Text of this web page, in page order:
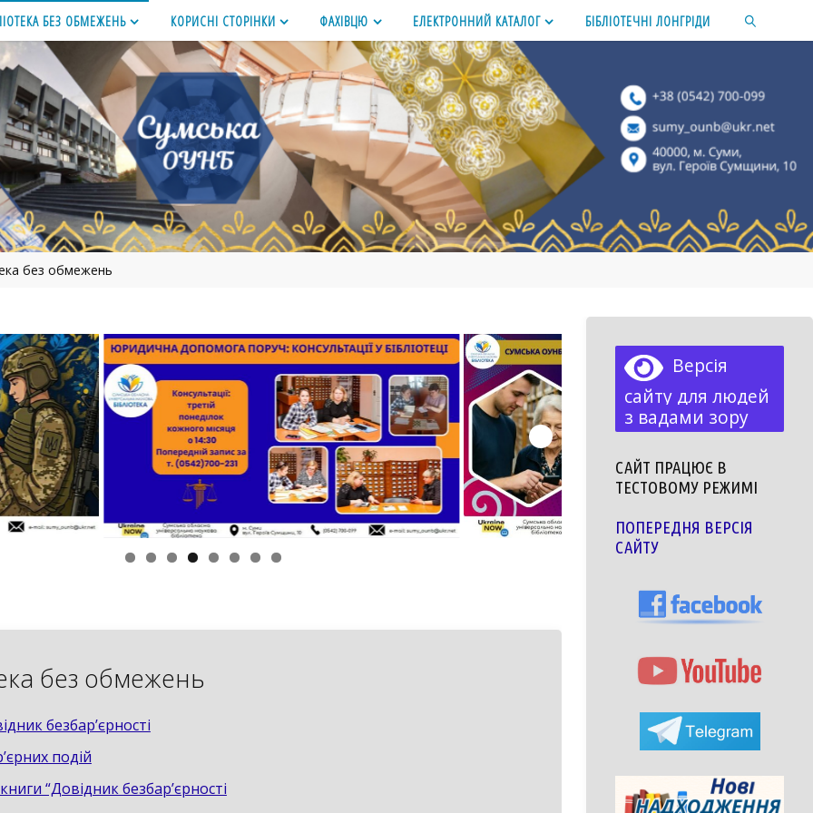
БЕЗ ОБМЕЖЕНЬ КОРИСНІ СТОРІНКИ ФАХІВЦЮ ЕЛЕКТРОННИЙ КАТАЛОГ БІБЛІОТЕЧНІ ЛОНГРІДИ
без обмежень
без обмежень
безбар’єрності
подій
“Довідник безбар’єрності
Версія
сайту для людей
з вадами зору
САЙТ ПРАЦЮЄ В
ТЕСТОВОМУ РЕЖИМІ
ПОПЕРЕДНЯ ВЕРСІЯ
САЙТУ